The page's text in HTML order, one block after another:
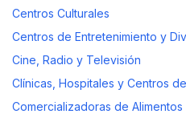
Centros Culturales
Centros de Entretenimiento y
Cine, Radio y Televisión
Clínicas, Hospitales y Centros
Comercializadoras de